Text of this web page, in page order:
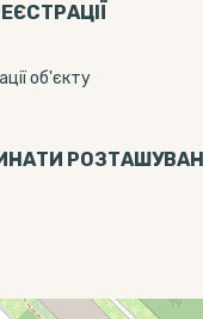
об'єкту